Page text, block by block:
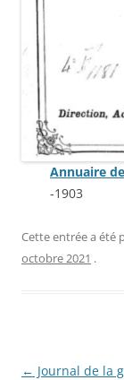
Annuaire
-1903
Cette entrée a été
octobre 2021 .
Navigation
← Journal de la